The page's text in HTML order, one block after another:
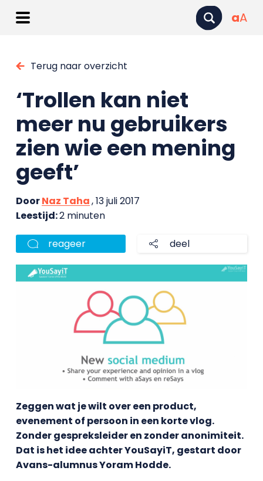
aA
Terug naar overzicht
‘Trollen kan niet
meer nu gebruikers
zien wie een mening
geeft’
DoorNaz Taha, 13 juli 2017
Leestijd:2 minuten
reageer deel
Zeggen wat je wilt over een product,
evenement of persoon in een korte vlog.
Zonder gespreksleider en zonder anonimiteit.
Dat is het idee achter YouSayiT, gestart door
Avans-alumnus Yoram Hodde.